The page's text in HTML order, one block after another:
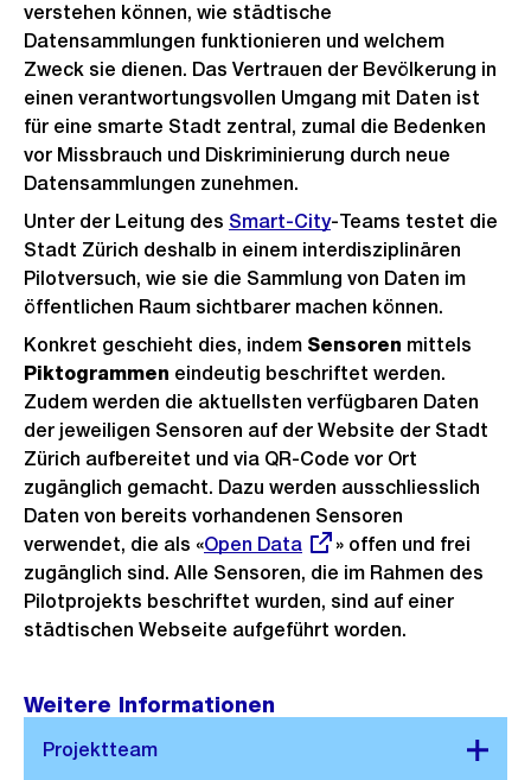
verstehen können, wie städtische
Datensammlungen funktionieren und welchem
Zweck sie dienen. Das Vertrauen der Bevölkerung in
einen verantwortungsvollen Umgang mit Daten ist
für eine smarte Stadt zentral, zumal die Bedenken
vor Missbrauch und Diskriminierung durch neue
Datensammlungen zunehmen.
Unter der Leitung des Smart-City-Teams testet die
Stadt Zürich deshalb in einem interdisziplinären
Pilotversuch, wie sie die Sammlung von Daten im
öffentlichen Raum sichtbarer machen können.
Konkret geschieht dies, indem Sensoren mittels
Piktogrammen eindeutig beschriftet werden.
Zudem werden die aktuellsten verfügbaren Daten
der jeweiligen Sensoren auf der Website der Stadt
Zürich aufbereitet und via QR-Code vor Ort
zugänglich gemacht. Dazu werden ausschliesslich
Daten von bereits vorhandenen Sensoren
verwendet, die als «Externer
Link:
Open Data
» offen und frei
zugänglich sind. Alle Sensoren, die im Rahmen des
Pilotprojekts beschriftet wurden, sind auf einer
städtischen Webseite aufgeführt worden.
Weitere Informationen